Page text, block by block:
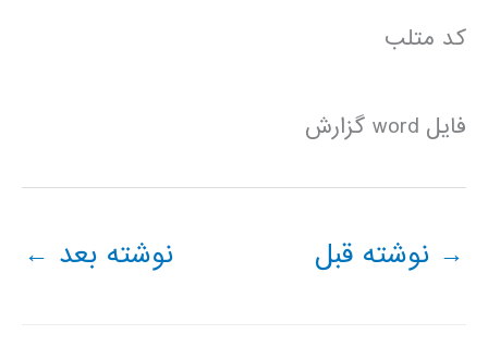
کد متلب
فایل word گزارش
→ نوشته قبل نوشته بعد ←